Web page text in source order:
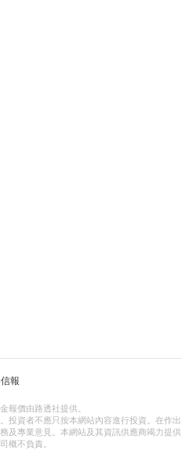
報
報價由路透社提供。
投資者不應只按本網站內容進行投資。在作出
及專業意見。本網站及其資訊供應商竭力提供
概不負責。